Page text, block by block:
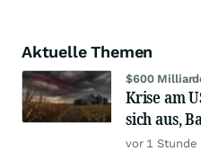
Aktuelle Themen
$600
Krise am
sich aus,
vor 1 Stunde